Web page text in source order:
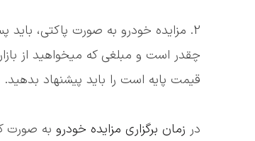
2. مزایده خودرو به صورت پاکتی،
چقدر است و مبلغی که میخواهید از
قیمت پایه است را باید پیشنهاد بدهید.
در زمان برگزاری مزایده خودرو به صورت